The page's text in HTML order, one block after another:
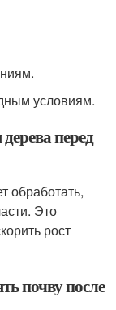
условиям.
перед
обработать,
Это
рост
почву после